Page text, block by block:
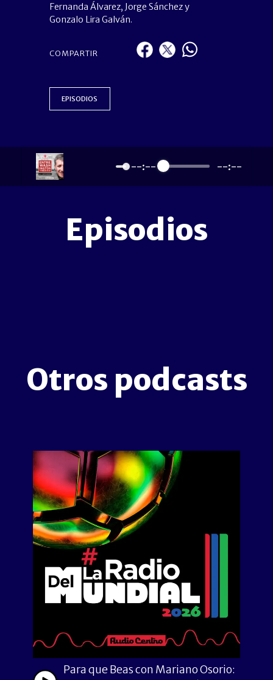
Fernanda Álvarez, Jorge Sánchez y
Gonzalo Lira Galván.
COMPARTIR
EPISODIOS
--:-- --:--
Episodios
Otros podcasts
Para que Beas con Mariano Osorio: